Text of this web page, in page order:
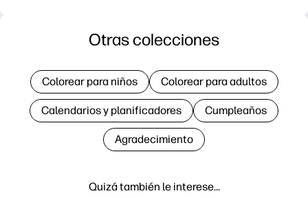
Quizá también le interese…
Otras colecciones
Colorear para niños Colorear para adultos
Calendarios y planificadores Cumpleaños
Agradecimiento